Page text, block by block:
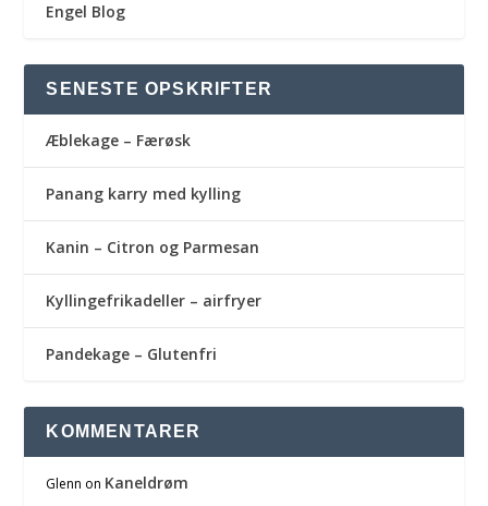
Engel Blog
SENESTE OPSKRIFTER
Æblekage – Færøsk
Panang karry med kylling
Kanin – Citron og Parmesan
Kyllingefrikadeller – airfryer
Pandekage – Glutenfri
KOMMENTARER
Glenn on Kaneldrøm